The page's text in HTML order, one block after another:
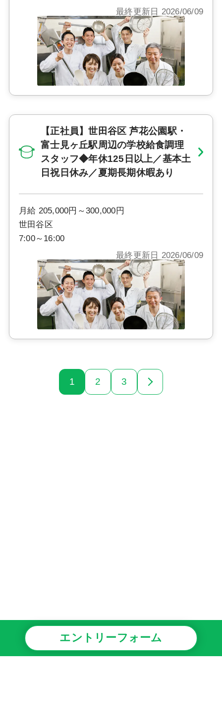
エントリーフォーム
最終更新日 2026/06/09
【正社員】世田谷区 芦花公園駅・
富士見ヶ丘駅周辺の学校給食調理
スタッフ◆年休125日以上／基本土
日祝日休み／夏期長期休暇あり
月給 205,000円～300,000円
世田谷区
7:00～16:00
最終更新日 2026/06/09
1 2 3